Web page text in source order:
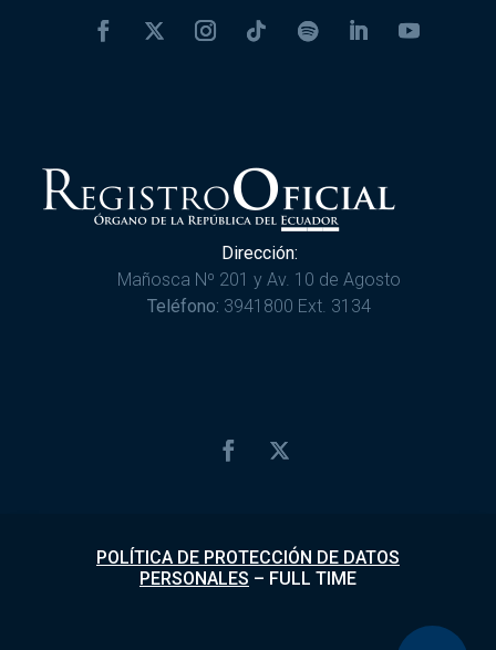
Dirección:
Mañosca Nº 201 y Av. 10 de Agosto
Teléfono: 3941800 Ext. 3134
POLÍTICA DE PROTECCIÓN DE DATOS
PERSONALES – FULL TIME